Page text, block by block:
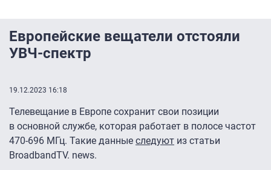
Европейские вещатели отстояли
УВЧ-спектр
19.12.2023 16:18
Телевещание в Европе сохранит свои позиции
в основной службе, которая работает в полосе частот
470-696 МГц. Такие данные следуют из статьи
BroadbandTV. news.